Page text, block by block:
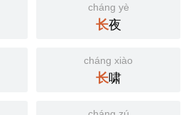
cháng yè
长夜
cháng xiào
长啸